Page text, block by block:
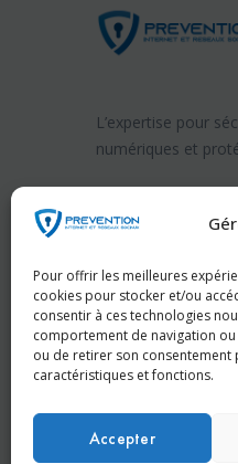
Pour offrir les meilleures
cookies pour stocker et/ou
consentir à ces technologies
comportement de navigation ou
ou de retirer son consentement
caractéristiques et fonctions.
Accepter
L’expertise pour
numériques et
Prévention internet